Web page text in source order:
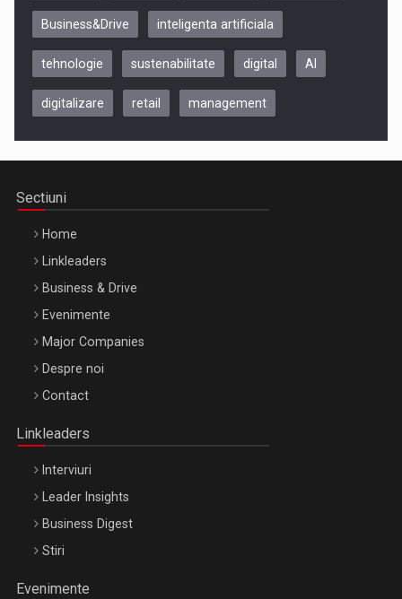
Be Inspired. Make it Happen!, CLUJ, 9 Decembrie
Be Inspired. Make it Happen!, ARTEMIS LETO, ORADEA, 8
Octombrie
Business&Drive inteligenta artificiala
tehnologie sustenabilitate digital AI
digitalizare retail management
Sectiuni
Home
Linkleaders
Business & Drive
Evenimente
Major Companies
Despre noi
Contact
Linkleaders
Interviuri
Leader Insights
Business Digest
Stiri
Evenimente